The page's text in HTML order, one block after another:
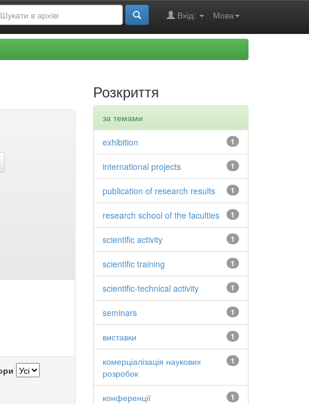
Мова
Вхід:
Розкриття
за темами
1
exhibition
1
international projects
1
publication of research results
1
research school of the faculties
1
scientific activity
1
scientific training
1
scientific-technical activity
1
seminars
1
виставки
1
комерціалізація наукових
розробок
1
конференції